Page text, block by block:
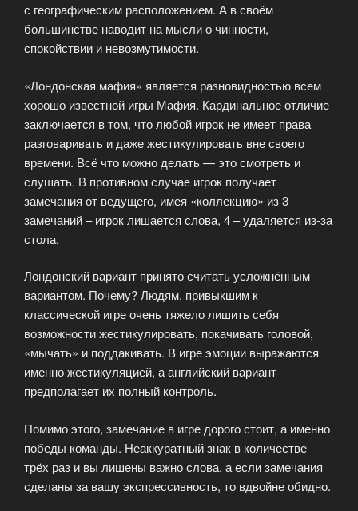
с географическим расположением. А в своём
большинстве наводит на мысли о чинности,
спокойствии и невозмутимости.
«Лондонская мафия» является разновидностью всем
хорошо известной игры Мафия. Кардинальное отличие
заключается в том, что любой игрок не имеет права
разговаривать и даже жестикулировать вне своего
времени. Всё что можно делать — это смотреть и
слушать. В противном случае игрок получает
замечания от ведущего, имея «коллекцию» из 3
замечаний – игрок лишается слова, 4 – удаляется из-за
стола.
Лондонский вариант принято считать усложнённым
вариантом. Почему? Людям, привыкшим к
классической игре очень тяжело лишить себя
возможности жестикулировать, покачивать головой,
«мычать» и поддакивать. В игре эмоции выражаются
именно жестикуляцией, а английский вариант
предполагает их полный контроль.
Помимо этого, замечание в игре дорого стоит, а именно
победы команды. Неаккуратный знак в количестве
трёх раз и вы лишены важно слова, а если замечания
сделаны за вашу экспрессивность, то вдвойне обидно.